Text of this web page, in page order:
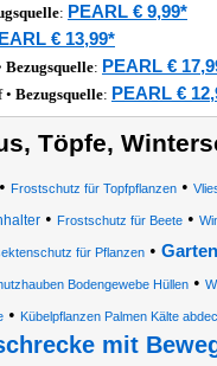
: PEARL € 9,99*
€ 13,99*
Bezugsquelle: PEARL €
• Bezugsquelle: PEARL €
Töpfe,
Frostschutz für Topfpflanzen•
• Frostschutz für Beete •
für Pflanzen •
Bodengewebe Hüllen •
• Kübelpflanzen Palmen Kälte
mit